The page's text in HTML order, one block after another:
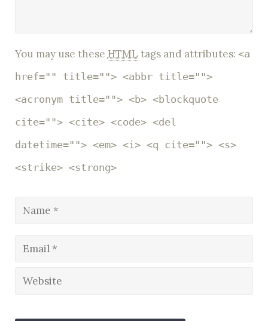
You may use these HTML tags and attributes: <a
href="" title=""> <abbr title="">
<acronym title=""> <b> <blockquote
cite=""> <cite> <code> <del
datetime=""> <em> <i> <q cite=""> <s>
<strike> <strong>